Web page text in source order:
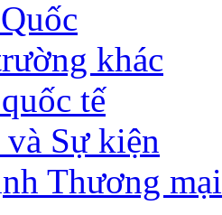
khác
tế
Sự kiện
Thương